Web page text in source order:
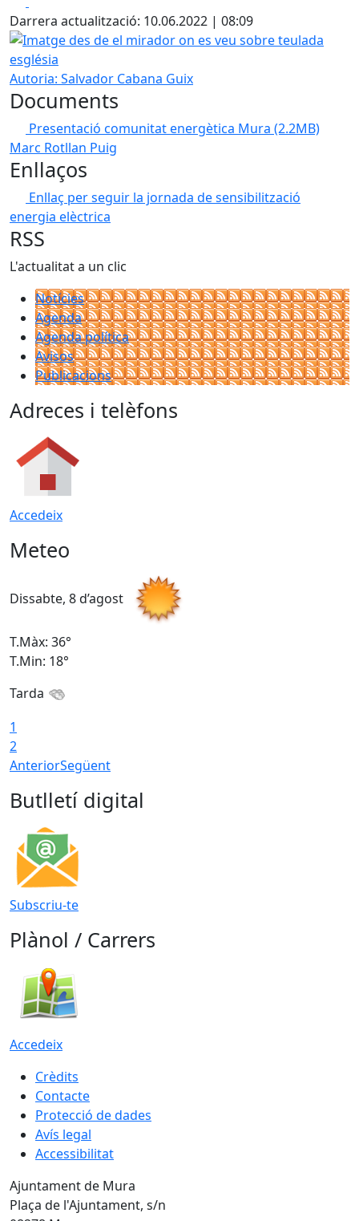
Darrera actualització: 10.06.2022 | 08:09
Imatge des de el mirador on es veu sobre teulada
Autoria: Salvador Cabana Guix
Documents
Presentació comunitat energètica Mura (2.2MB)
Marc Rotllan Puig
Enllaços
Enllaç per seguir la jornada de sensibilització
energia elèctrica
RSS
L'actualitat a un clic
Notícies
Agenda
Agenda política
Avisos
Publicacions
Adreces i telèfons
Accedeix
Meteo
Dissabte, 8 d’agost
T.Màx: 36°
T.Min: 18°
Tarda
1
2
AnteriorSegüent
Butlletí digital
Subscriu-te
Plànol / Carrers
Accedeix
Crèdits
Contacte
Protecció de dades
Avís legal
Accessibilitat
Ajuntament de Mura
Plaça de l'Ajuntament, s/n